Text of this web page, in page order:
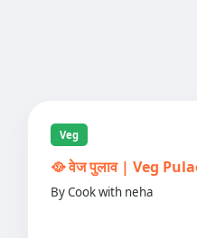
Veg
🥘 वेज पुलाव | Veg
By Cook with neha